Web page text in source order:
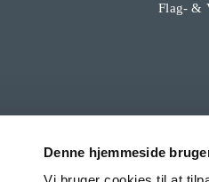
Denne hjemmeside
Flag- &